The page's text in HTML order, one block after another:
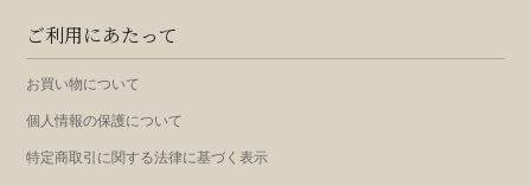
ご利用にあたって
お買い物について
個人情報の保護について
特定商取引に関する法律に基づく表示